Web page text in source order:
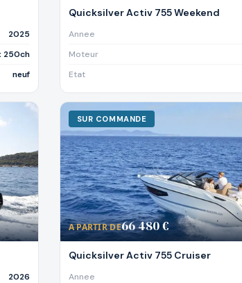
2025
250ch
neuf
Quicksilver Activ 755 Weekend
Annee
Moteur
Etat
2026
SUR COMMANDE
A PARTIR DE66 480 €
Quicksilver Activ 755 Cruiser
Annee